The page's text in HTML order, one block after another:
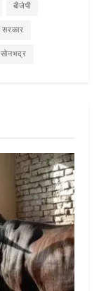
बीजेपी
सरकार
सोनभद्र